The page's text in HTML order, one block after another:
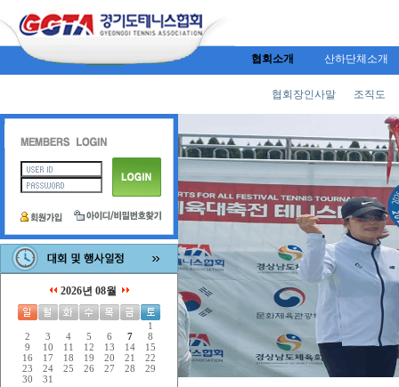
협회소개 산하단체소개
협회장인사말 조직도
2026년 08월
1
2
3 4 5 6 7
8
9
10 11 12 13 14
15
16
17 18 19 20 21
22
23
24 25 26 27 28
29
30
31